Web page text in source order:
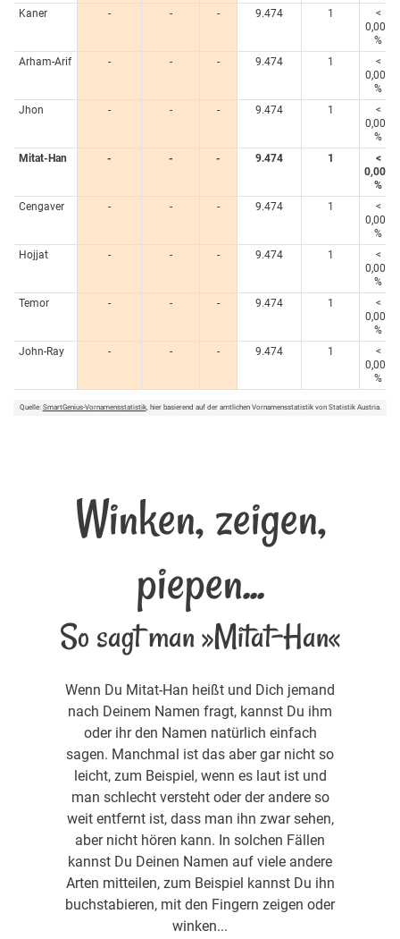
Kaner
- - - 9.474 1
<
0,005
%
Arham-Arif
- - - 9.474 1
<
0,005
%
Jhon
- - - 9.474 1
<
0,005
%
Mitat-Han
- - - 9.474 1
<
0,005
%
Cengaver
- - - 9.474 1
<
0,005
%
Hojjat
- - - 9.474 1
<
0,005
%
Temor
- - - 9.474 1
<
0,005
%
John-Ray
- - - 9.474 1
<
0,005
%
Quelle: SmartGenius-Vornamensstatistik, hier basierend auf der amtlichen Vornamensstatistik von Statistik Austria.
Winken, zeigen,
piepen...
So sagt man »Mitat-Han«
Wenn Du Mitat-Han heißt und Dich jemand
nach Deinem Namen fragt, kannst Du ihm
oder ihr den Namen natürlich einfach
sagen. Manchmal ist das aber gar nicht so
leicht, zum Beispiel, wenn es laut ist und
man schlecht versteht oder der andere so
weit entfernt ist, dass man ihn zwar sehen,
aber nicht hören kann. In solchen Fällen
kannst Du Deinen Namen auf viele andere
Arten mitteilen, zum Beispiel kannst Du ihn
buchstabieren, mit den Fingern zeigen oder
winken...